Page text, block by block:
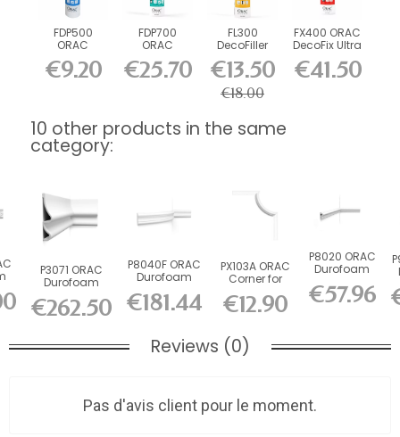
FDP500
ORAC
DecoFix Pro
310 ml
€9.20
FDP700
ORAC
DecoFix
Power 290
ml
€25.70
FL300
DecoFiller
€13.50
€18.00
FX400 ORAC
DecoFix Ultra
€41.50
10 other products in the same
category:
x
P3071 ORAC
Durofoam
Picture Rail
L200 x...
€262.50
P8040F ORAC
Durofoam
Flexible
Picture Rail...
€181.44
PX103A ORAC
Corner for
PX103
Duropolymer...
€12.90
P8020 ORAC
Durofoam
Picture Rail
L200 x H6...
€57.96
Reviews (0)
Pas d'avis client pour le moment.